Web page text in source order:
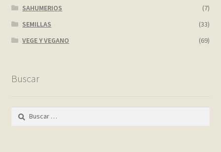
SAHUMERIOS
(7)
SEMILLAS
(33)
VEGE Y VEGANO
(69)
Buscar
Buscar: